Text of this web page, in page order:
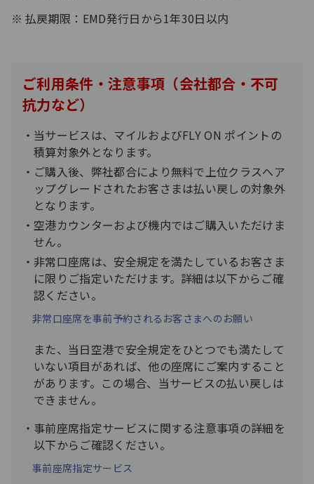
払戻期限：EMD発行日から1年30日以内
ご利用条件・注意事項（会社都合・不可
抗力など）
当サービスは、マイルおよびFLY ON ポイントの
積算対象外となります。
ご購入後、弊社都合により無料で上位クラスへア
ップグレードされたお客さまは払い戻しの対象外
となります。
空港カウンターおよび機内ではご購入いただけま
せん。
非常口座席は、安全規定を満たしているお客さま
に限りご指定いただけます。詳細は以下からご確
認ください。
非常口座席を事前予約されるお客さまへのお願い
また、当日空港で安全規定をひとつでも満たして
いない項目があれば、他の座席にご案内すること
があります。この場合、当サービスの払い戻しは
できません。
事前座席指定サービスに関する注意事項の詳細を
以下からご確認ください。
事前座席指定サービス